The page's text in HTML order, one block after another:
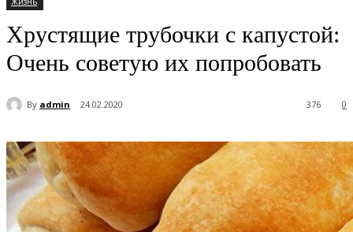
Хрустящие трубочки с капустой:
Очень советую их попробовать
By admin 24.02.2020 0
376